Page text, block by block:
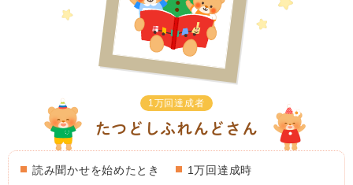
1万回達成者
たつどしふれんどさん
読み聞かせを始めたとき 1万回達成時